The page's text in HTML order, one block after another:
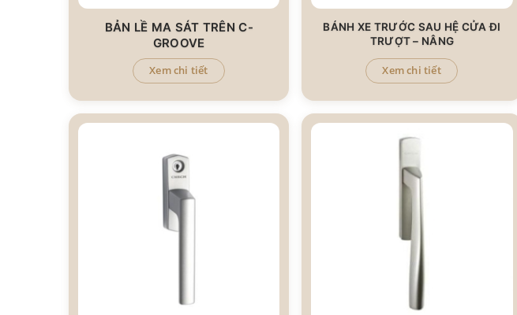
BẢN LỀ MA SÁT TRÊN C-
GROOVE
Xem chi tiết
BÁNH XE TRƯỚC SAU HỆ CỬA ĐI
TRƯỢT – NÂNG
Xem chi tiết